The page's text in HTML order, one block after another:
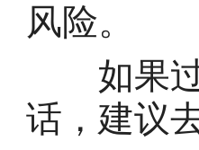
风险。
如果过
话，建议